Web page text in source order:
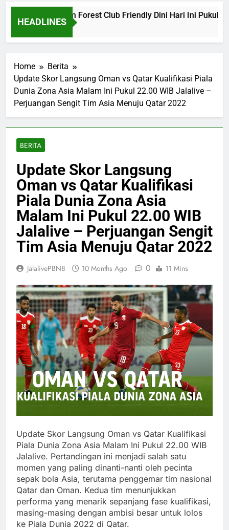
HEADLINES
vs Nottingham Forest Club Friendly Dini Hari Ini Pukul
Home
Berita
Update Skor Langsung Oman vs Qatar Kualifikasi Piala
Dunia Zona Asia Malam Ini Pukul 22.00 WIB Jalalive –
Perjuangan Sengit Tim Asia Menuju Qatar 2022
BERITA
Update Skor Langsung
Oman vs Qatar Kualifikasi
Piala Dunia Zona Asia
Malam Ini Pukul 22.00 WIB
Jalalive – Perjuangan Sengit
Tim Asia Menuju Qatar 2022
JalalivePBN8 10 Months Ago 0 11 Mins
Update Skor Langsung Oman vs Qatar Kualifikasi
Piala Dunia Zona Asia Malam Ini Pukul 22.00 WIB
Jalalive. Pertandingan ini menjadi salah satu
momen yang paling dinanti-nanti oleh pecinta
sepak bola Asia, terutama penggemar tim nasional
Qatar dan Oman. Kedua tim menunjukkan
performa yang menarik sepanjang fase kualifikasi,
masing-masing dengan ambisi besar untuk lolos
ke Piala Dunia 2022 di Qatar.